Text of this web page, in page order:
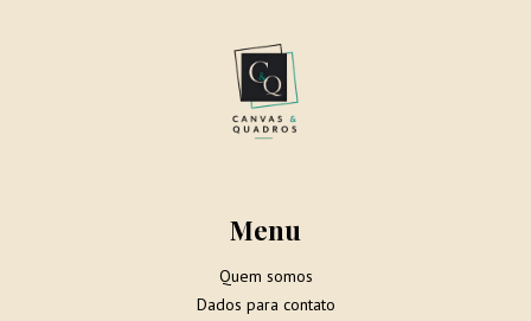
Menu
Quem somos
Dados para contato